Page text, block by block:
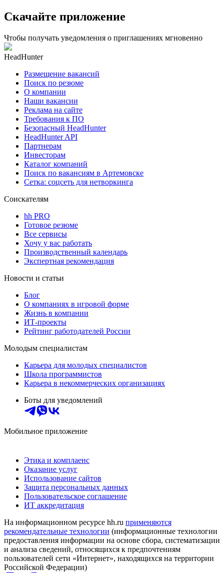
Скачайте приложение
Чтобы получать уведомления о приглашениях мгновенно
HeadHunter
Размещение вакансий
Поиск по резюме
О компании
Наши вакансии
Реклама на сайте
Требования к ПО
Безопасный HeadHunter
HeadHunter API
Партнерам
Инвесторам
Каталог компаний
Поиск по вакансиям в Артемовске
Сетка: соцсеть для нетворкинга
Соискателям
hh PRO
Готовое резюме
Все сервисы
Хочу у вас работать
Производственный календарь
Экспертная рекомендация
Новости и статьи
Блог
О компаниях в игровой форме
Жизнь в компании
ИТ-проекты
Рейтинг работодателей России
Молодым специалистам
Карьера для молодых специалистов
Школа программистов
Карьера в некоммерческих организациях
Боты для уведомлений
Мобильное приложение
Этика и комплаенс
Оказание услуг
Использование сайтов
Защита персональных данных
Пользовательское соглашение
ИТ аккредитация
На информационном ресурсе hh.ru применяются
рекомендательные технологии (информационные технологии
предоставления информации на основе сбора, систематизации
и анализа сведений, относящихся к предпочтениям
пользователей сети «Интернет», находящихся на территории
Российской Федерации)